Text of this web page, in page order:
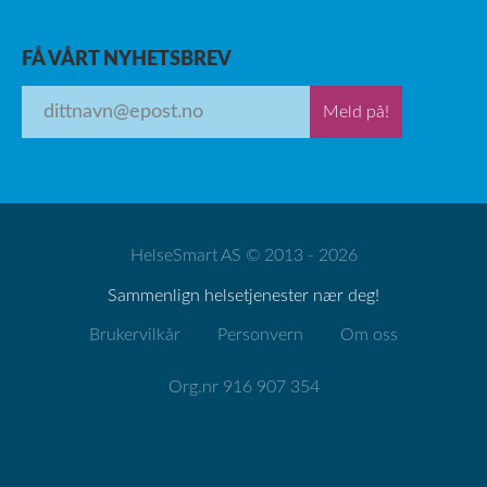
FÅ VÅRT NYHETSBREV
Meld på!
HelseSmart AS © 2013 - 2026
Sammenlign helsetjenester nær deg!
Brukervilkår Personvern Om oss
Org.nr 916 907 354